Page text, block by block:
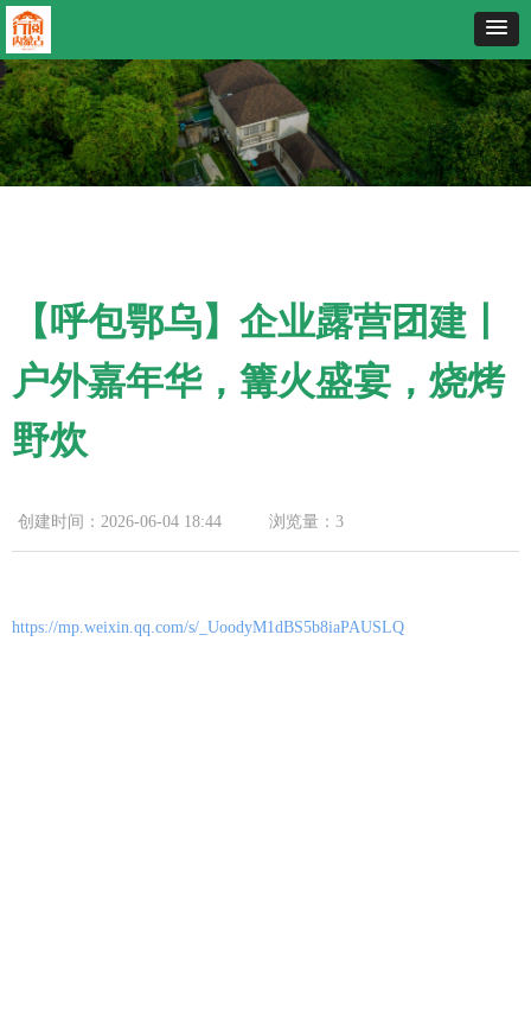
【呼包鄂乌】企业露营团建丨
户外嘉年华，篝火盛宴，烧烤
野炊
https://mp.weixin.qq.com/s/_UoodyM1dBS5b8iaPAUSLQ
创建时间： 2026-06-04 18:44 浏览量： 3